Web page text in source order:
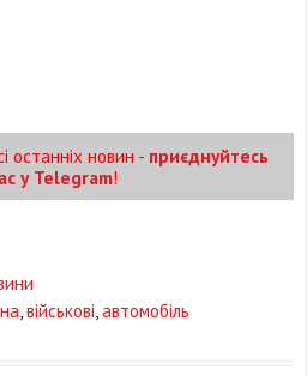
останніх новин - приєднуйтесь
у Telegram!
військові автомобіль